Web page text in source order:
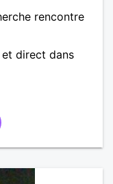
rencontre
direct dans